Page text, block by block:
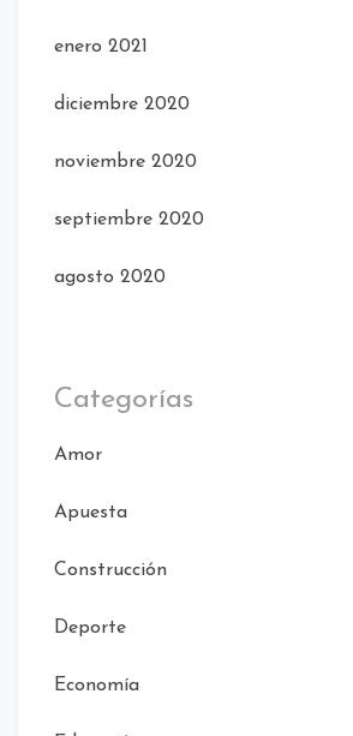
enero 2021
diciembre 2020
noviembre 2020
septiembre 2020
agosto 2020
Categorías
Amor
Apuesta
Construcción
Deporte
Economía